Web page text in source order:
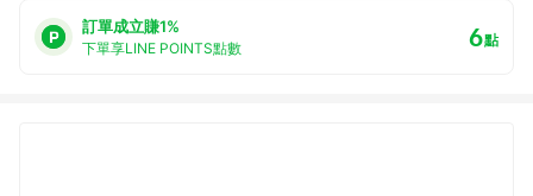
訂單成立賺1%
下單享LINE POINTS點數 6點